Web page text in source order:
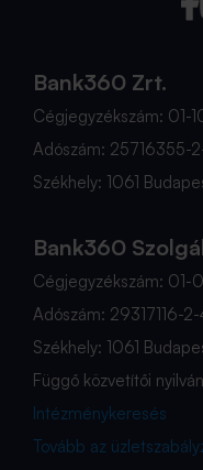
Bank360 Zrt.
Cégjegyzékszám: 01-
Adószám: 25716355-
Székhely: 1061
Bank360
Cégjegyzékszám:
Adószám: 29317116-
Székhely: 1061
Függő közvetítői
Intézménykeresés
Tovább az